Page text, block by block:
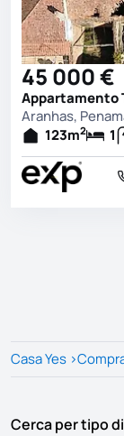
45 000 €
Appartamento
Aranhas,
123m2 1
Casa Yes >
Cerca per tipo